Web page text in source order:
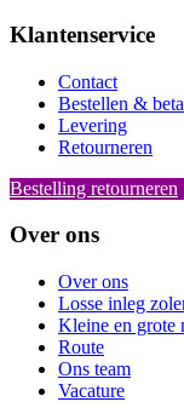
Klantenservice
Contact
Bestellen &
Levering
Retourneren
Bestelling retourneren
Over ons
Over ons
Losse inleg
Kleine en grote
Route
Ons team
Vacature